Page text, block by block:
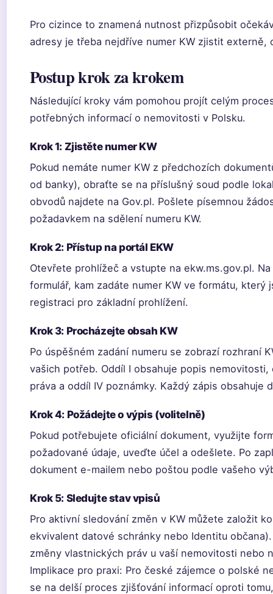
Pro cizince to znamená nutnost přizpůsobit
adresy je třeba nejdříve numer KW zjistit externě,
Postup krok za krokem
Následující kroky vám pomohou projít celým
potřebných informací o nemovitosti v Polsku.
Krok 1: Zjistěte numer KW
Pokud nemáte numer KW z předchozích
od banky), obraťte se na příslušný soud podle
obvodů najdete na Gov.pl. Pošlete písemnou
požadavkem na sdělení numeru KW.
Krok 2: Přístup na portál EKW
Otevřete prohlížeč a vstupte na ekw.ms.gov.pl.
formulář, kam zadáte numer KW ve formátu,
registraci pro základní prohlížení.
Krok 3: Procházejte obsah KW
Po úspěšném zadání numeru se zobrazí rozhraní
vašich potřeb. Oddíl I obsahuje popis
práva a oddíl IV poznámky. Každý zápis obsahuje
Krok 4: Požádejte o výpis (volitelně)
Pokud potřebujete oficiální dokument, využijte
požadované údaje, uveďte účel a odešlete. Po
dokument e-mailem nebo poštou podle vašeho
Krok 5: Sledujte stav vpisů
Pro aktivní sledování změn v KW můžete založit
ekvivalent datové schránky nebo Identitu
změny vlastnických práv u vaší nemovitosti nebo
Implikace pro praxi: Pro české zájemce o polské
se na delší proces zjišťování informací oproti